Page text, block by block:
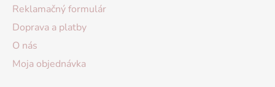
Reklamačný formulár
Doprava a platby
O nás
Moja objednávka